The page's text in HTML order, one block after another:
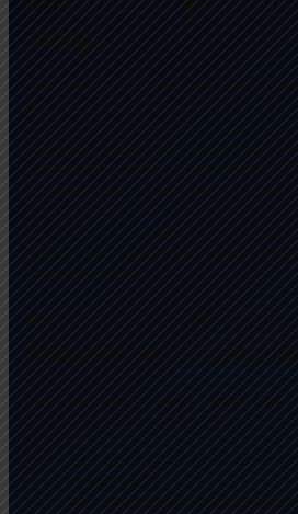
Les symboles en